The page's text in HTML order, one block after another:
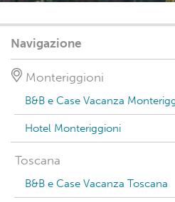
Navigazione
Monteriggioni
B&B e Case Vacanza
Hotel Monteriggioni
Toscana
B&B e Case Vacanza Toscana